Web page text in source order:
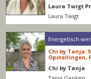
Laura Twigt
Laura Twigt
Energetisch
Chi by Tanja:
Opstellingen,
Chi by Tanja